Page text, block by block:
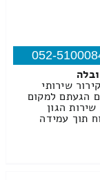
052-
שירותי
הגעתם למקום
הגון
תוך עמידה